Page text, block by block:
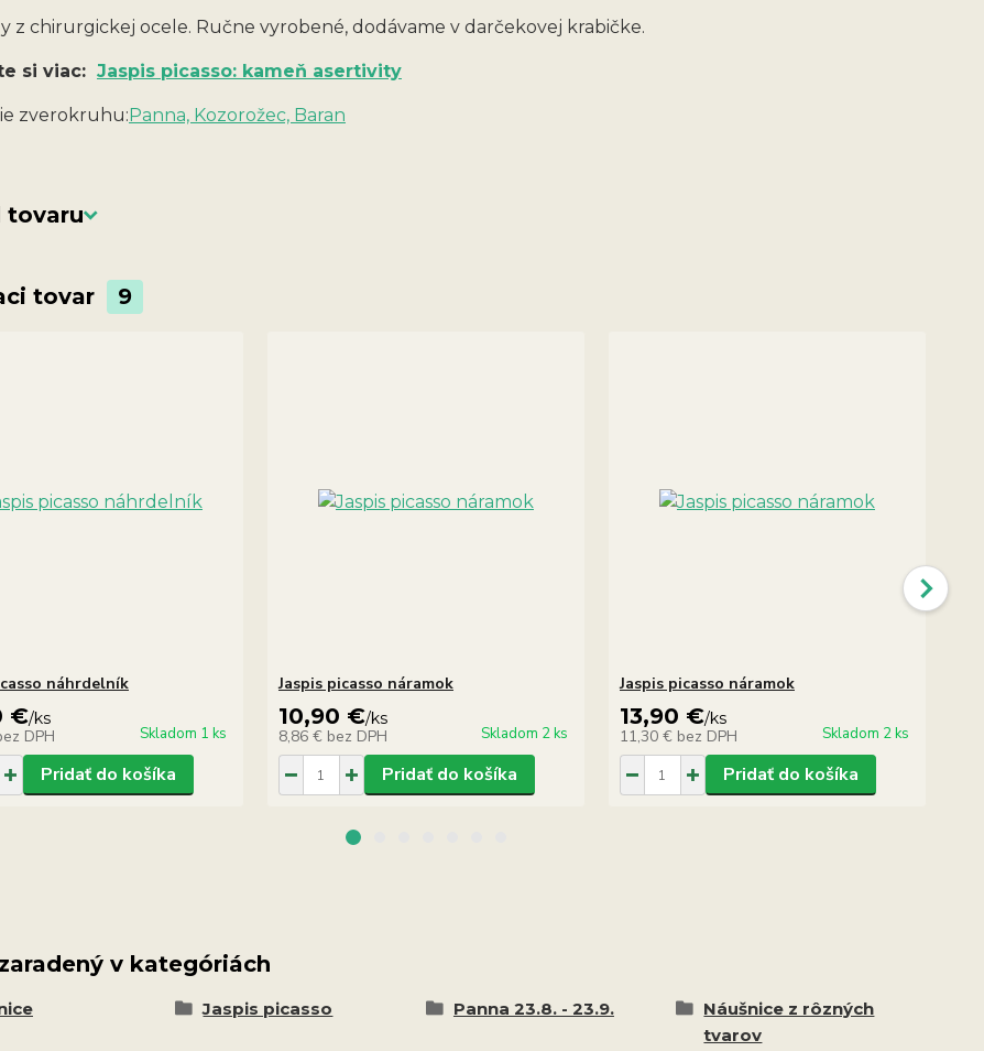
z chirurgickej ocele. Ručne vyrobené, dodávame v darčekovej krabičke.
si viac: Jaspis picasso: kameň asertivity
zverokruhu:Panna, Kozorožec, Baran
tovaru
tovar 9
náhrdelník
€/ks
DPH Skladom 1 ks
Pridať do košíka
Jaspis picasso náramok
10,90 €/ks
8,86 € bez DPH Skladom 2 ks
Pridať do košíka
Jaspis picasso náramok
13,90 €/ks
11,30 € bez DPH Skladom 2 ks
Pridať do košíka
v kategóriách
Jaspis picasso Panna 23.8. - 23.9.
Náušnice z rôzných
tvarov